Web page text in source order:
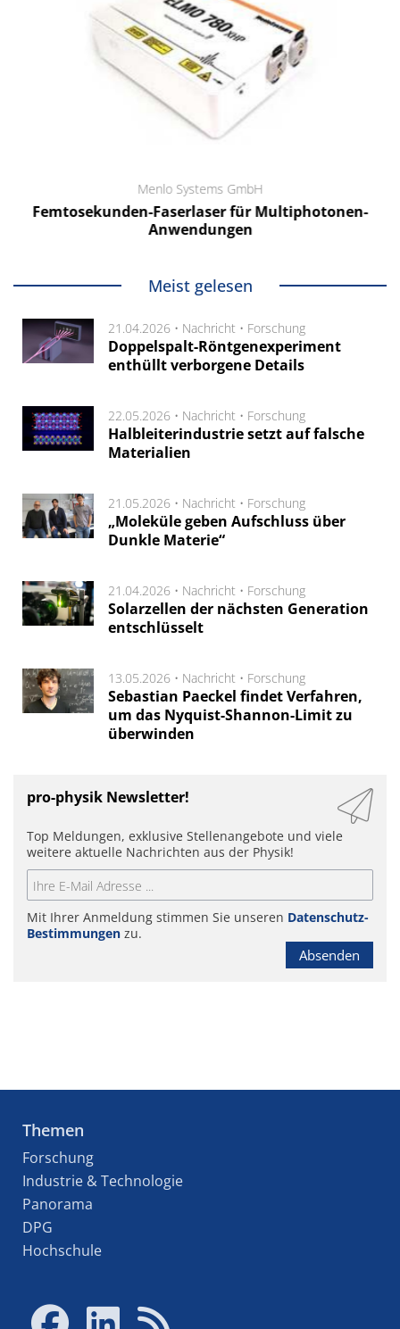
Menlo Systems GmbH
Femtosekunden-Faserlaser für Multiphotonen-
Anwendungen
Meist gelesen
21.04.2026 • Nachricht • Forschung
Doppelspalt-Röntgenexperiment
enthüllt verborgene Details
22.05.2026 • Nachricht • Forschung
Halbleiterindustrie setzt auf falsche
Materialien
21.05.2026 • Nachricht • Forschung
„Moleküle geben Aufschluss über
Dunkle Materie“
21.04.2026 • Nachricht • Forschung
Solarzellen der nächsten Generation
entschlüsselt
13.05.2026 • Nachricht • Forschung
Sebastian Paeckel findet Verfahren,
um das Nyquist-Shannon-Limit zu
überwinden
pro-physik Newsletter!
Top Meldungen, exklusive Stellenangebote und viele
weitere aktuelle Nachrichten aus der Physik!
Mit Ihrer Anmeldung stimmen Sie unseren Datenschutz-
Bestimmungen zu.
Absenden
Themen
Forschung
Industrie & Technologie
Panorama
DPG
Hochschule